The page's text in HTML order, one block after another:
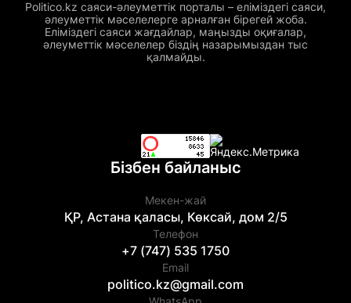
Politico.kz саяси-әлеуметтік порталы – еліміздегі саяси,
әлеуметтік мәселелерге арналған бірегей жоба.
Еліміздегі саяси жағдайлар, маңызды оқиғалар,
әлеуметтік мәселелер біздің назарымыздан тыс
қалмайды.
Бізбен байланыс
Мекен-жай
ҚР, Астана қаласы, Көксай, дом 2/5
Телефон
+7 (747) 535 1750
Email
politico.kz@gmail.com